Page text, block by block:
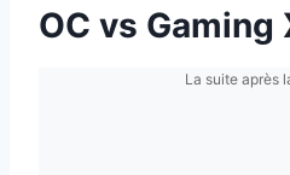
OC vs Gaming
La suite après